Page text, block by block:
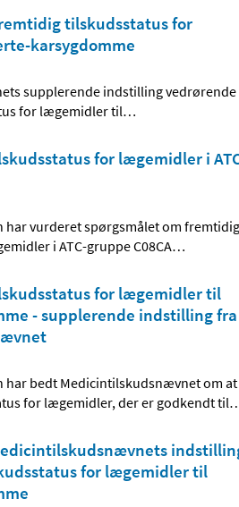
tilskudsstatus for
karsygdomme
supplerende indstilling vedrørende
for lægemidler til…
for lægemidler i
vurderet spørgsmålet om fremtidig
i ATC-gruppe C08CA…
for lægemidler til
- supplerende indstilling fra
har bedt Medicintilskudsnævnet om at
for lægemidler, der er godkendt til
for lægemidler til